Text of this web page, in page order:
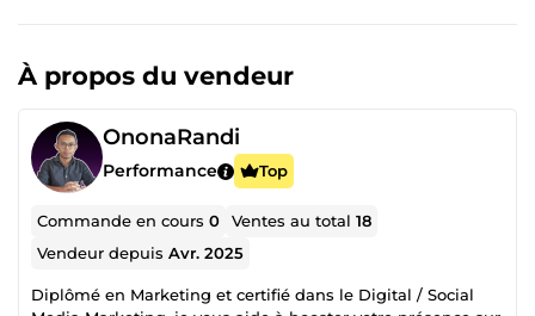
À propos du vendeur
OnonaRandi
Performance Top
Commande en cours0 Ventes au total18
Vendeur depuisAvr. 2025
Diplômé en Marketing et certifié dans le Digital / Social